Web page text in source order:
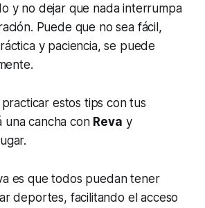
y no dejar que nada interrumpa
Puede que no sea fácil,
y paciencia, se puede
practicar estos tips con tus
una cancha con Reva y
es que todos puedan tener
deportes, facilitando el acceso